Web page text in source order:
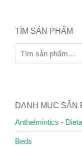
TÌM SẢN PHẨM
DANH MỤC SẢN
Anthelmintics -
Beds